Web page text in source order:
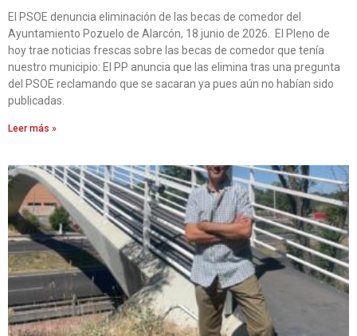
El PSOE denuncia eliminación de las becas de comedor del
Ayuntamiento Pozuelo de Alarcón, 18 junio de 2026. El Pleno de
hoy trae noticias frescas sobre las becas de comedor que tenía
nuestro municipio: El PP anuncia que las elimina tras una pregunta
del PSOE reclamando que se sacaran ya pues aún no habían sido
publicadas.
Leer más »